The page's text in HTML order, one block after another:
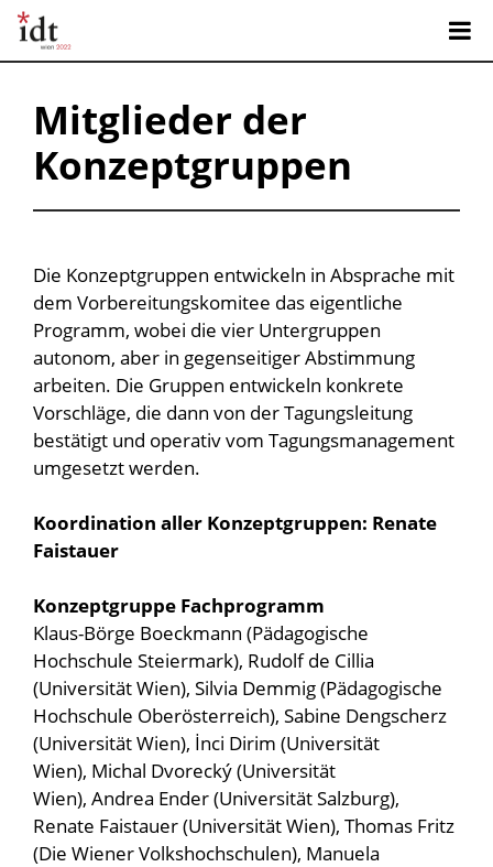
Mitglieder der
Konzeptgruppen
Die Konzeptgruppen entwickeln in Absprache mit
dem Vorbereitungskomitee das eigentliche
Programm, wobei die vier Untergruppen
autonom, aber in gegenseitiger Abstimmung
arbeiten. Die Gruppen entwickeln konkrete
Vorschläge, die dann von der Tagungsleitung
bestätigt und operativ vom Tagungsmanagement
umgesetzt werden.
Koordination aller Konzeptgruppen: Renate
Faistauer
Konzeptgruppe Fachprogramm
Klaus-Börge Boeckmann (Pädagogische
Hochschule Steiermark), Rudolf de Cillia
(Universität Wien), Silvia Demmig (Pädagogische
Hochschule Oberösterreich), Sabine Dengscherz
(Universität Wien), İnci Dirim (Universität
Wien), Michal Dvorecký (Universität
Wien), Andrea Ender (Universität Salzburg),
Renate Faistauer (Universität Wien), Thomas Fritz
(Die Wiener Volkshochschulen), Manuela